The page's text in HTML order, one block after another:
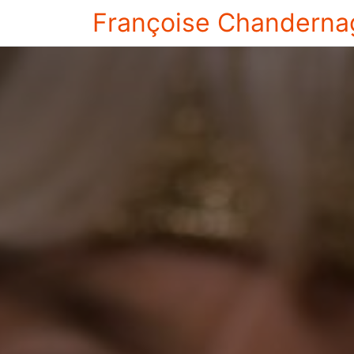
Françoise